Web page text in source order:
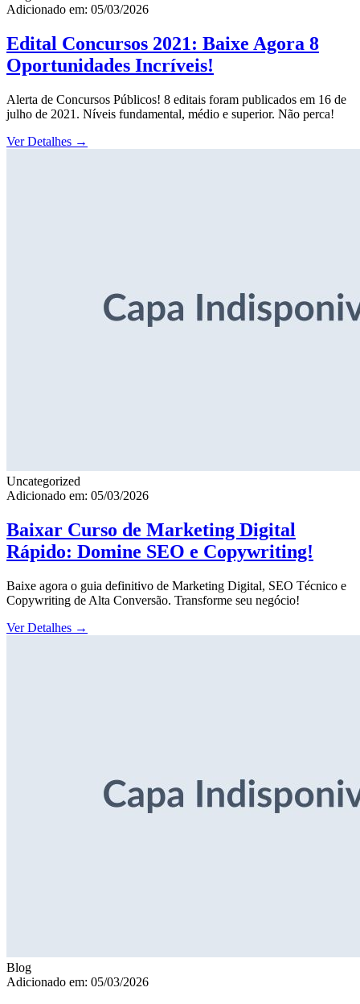
Adicionado em: 05/03/2026
Edital Concursos 2021: Baixe Agora 8
Oportunidades Incríveis!
Alerta de Concursos Públicos! 8 editais foram publicados em 16 de
julho de 2021. Níveis fundamental, médio e superior. Não perca!
Ver Detalhes →
Uncategorized
Adicionado em: 05/03/2026
Baixar Curso de Marketing Digital
Rápido: Domine SEO e Copywriting!
Baixe agora o guia definitivo de Marketing Digital, SEO Técnico e
Copywriting de Alta Conversão. Transforme seu negócio!
Ver Detalhes →
Blog
Adicionado em: 05/03/2026